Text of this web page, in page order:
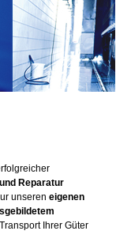
Reparatur
unseren eigenen
Ihrer Güter